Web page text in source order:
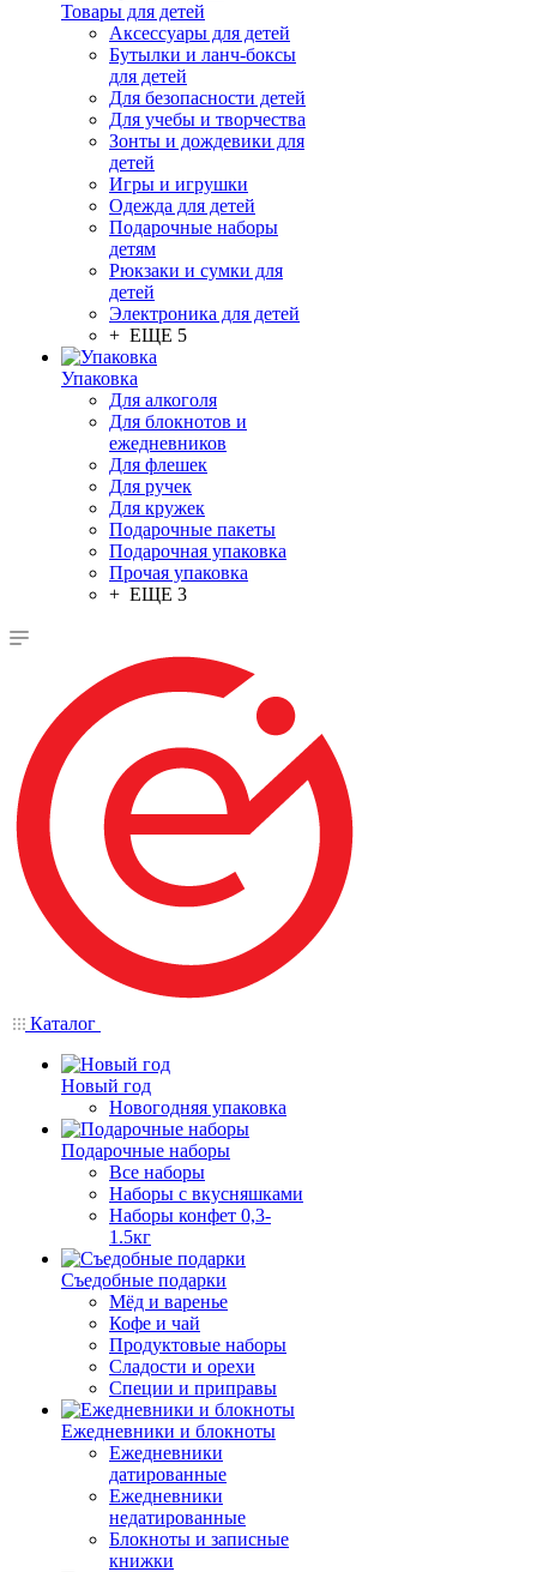
Товары для детей
Аксессуары для детей
Бутылки и ланч-боксы
для детей
Для безопасности детей
Для учебы и творчества
Зонты и дождевики для
детей
Игры и игрушки
Одежда для детей
Подарочные наборы
детям
Рюкзаки и сумки для
детей
Электроника для детей
+ ЕЩЕ 5
Упаковка
Для алкоголя
Для блокнотов и
ежедневников
Для флешек
Для ручек
Для кружек
Подарочные пакеты
Подарочная упаковка
Прочая упаковка
+ ЕЩЕ 3
Каталог
Новый год
Новогодняя упаковка
Подарочные наборы
Все наборы
Наборы с вкусняшками
Наборы конфет 0,3-
1.5кг
Съедобные подарки
Мёд и варенье
Кофе и чай
Продуктовые наборы
Сладости и орехи
Специи и приправы
Ежедневники и блокноты
Ежедневники
датированные
Ежедневники
недатированные
Блокноты и записные
книжки